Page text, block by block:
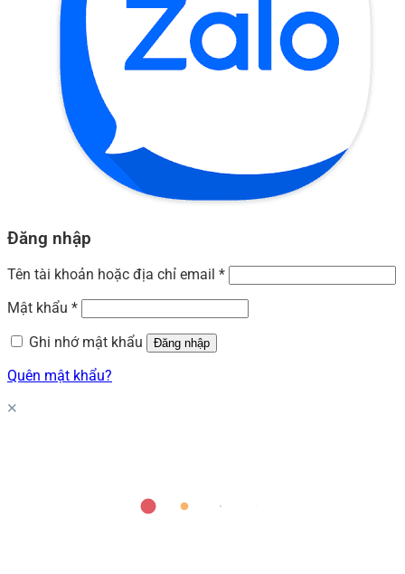
Đăng nhập
Tên tài khoản hoặc địa chỉ email *
Mật khẩu *
Ghi nhớ mật khẩu
Đăng nhập
Quên mật khẩu?